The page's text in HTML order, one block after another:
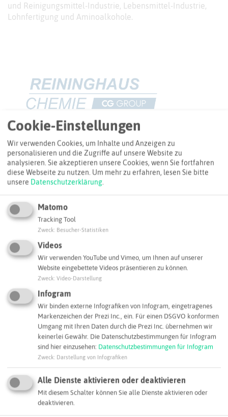
und Reinigungsmittel-Industrie, Lebensmittel-Industrie,
Lohnfertigung und Aminoalkohole.
ANFAHRT
So kommen Sie zum Ziel
+
−
Cookie-Einstellungen
Wir verwenden Cookies, um Inhalte und Anzeigen zu
personalisieren und die Zugriffe auf unsere Website zu
analysieren. Sie akzeptieren unsere Cookies, wenn Sie fortfahren
diese Webseite zu nutzen. Um mehr zu erfahren, lesen Sie bitte
unsere Datenschutzerklärung.
Matomo
Tracking Tool
Zweck Besucher-Statistiken
Videos
Wir verwenden YouTube und Vimeo, um Ihnen auf unserer
Website eingebettete Videos präsentieren zu können.
Zweck Video-Darstellung
Infogram
Wir binden externe Infografiken von Infogram, eingetragenes
Markenzeichen der Prezi Inc., ein. Für einen DSGVO konformen
Umgang mit Ihren Daten durch die Prezi Inc. übernehmen wir
keinerlei Gewähr. Die Datenschutzbestimmungen für Infogram
sind hier einzusehen: Datenschutzbestimmungen für Infogram
Zweck Darstellung von Infografiken
Alle Dienste aktivieren oder deaktivieren
Mit diesem Schalter können Sie alle Dienste aktivieren oder
deaktivieren.